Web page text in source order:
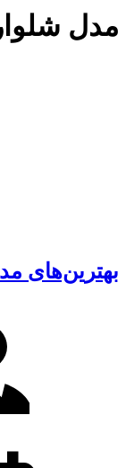
مدل
بهترین‌های مد ۲۰۱۷ برای جین